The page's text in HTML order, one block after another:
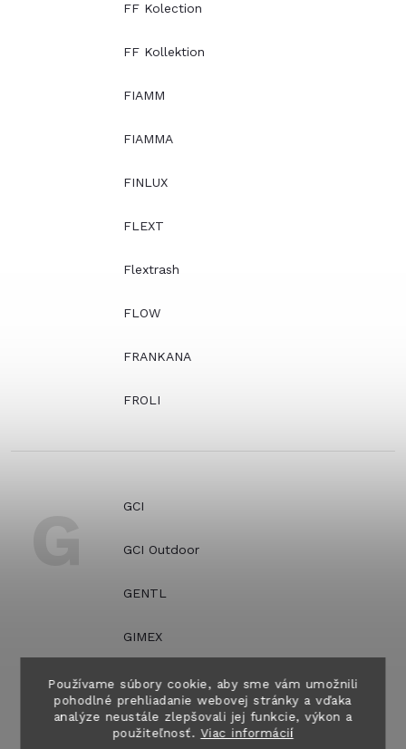
Používame súbory cookie, aby sme vám umožnili
pohodlné prehliadanie webovej stránky a vďaka
analýze neustále zlepšovali jej funkcie, výkon a
použiteľnosť.Viac informácií
FF Kolection
FF Kollektion
FIAMM
FIAMMA
FINLUX
FLEXT
Flextrash
FLOW
FRANKANA
FROLI
G GCI
GCI Outdoor
GENTL
GIMEX
GIZZO
GOK